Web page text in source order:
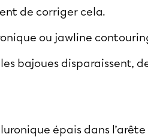
de corriger cela.
ou jawline
bajoues disparaissent,
épais dans l’arête